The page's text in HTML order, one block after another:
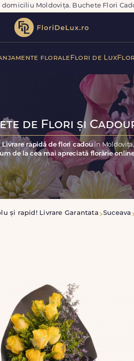
domiciliu Moldovița. Buchete Flori
floraleFlori de Lux
de Flori și
rapidă de flori cadou în
de la cea mai apreciată florărie
și rapid! Livrare Garantata Suceava